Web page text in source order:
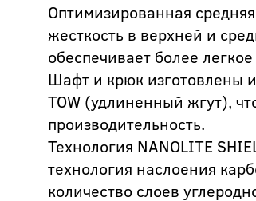
Оптимизированная
жесткость в верхней и
обеспечивает более
Шафт и крюк изготовлены
TOW (удлиненный жгут),
производительность.
Технология NANOLITE
технология наслоения
количество слоев